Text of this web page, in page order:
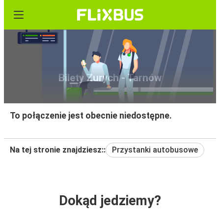
Bilety Zurych - Tarnów
To połączenie jest obecnie niedostępne.
Na tej stronie znajdziesz:: Przystanki autobusowe
Dokąd jedziemy?